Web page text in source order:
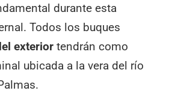
durante esta
Todos los buques
exterior tendrán como
ubicada a la vera del río